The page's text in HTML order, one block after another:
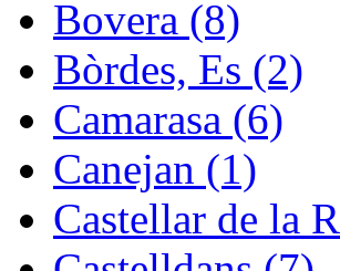
Bovera (8)
Bòrdes, Es (2)
Camarasa (6)
Canejan (1)
Castellar de la